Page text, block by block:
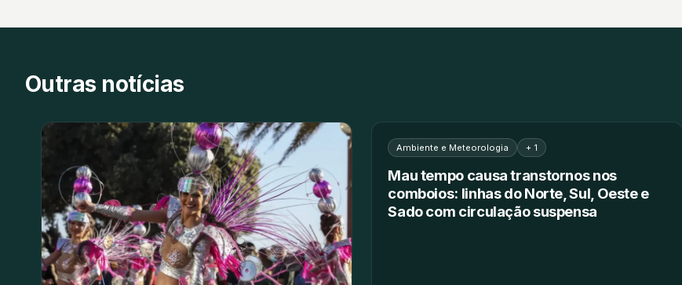
Outras notícias
Ambiente e Meteorologia + 1
Mau tempo causa transtornos nos
comboios: linhas do Norte, Sul, Oeste e
Sado com circulação suspensa